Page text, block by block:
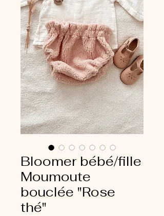
Bloomer bébé/fille
Moumoute
bouclée "Rose
thé"